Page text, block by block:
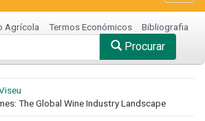
Agrícola Termos Económicos Bibliografia
Procurar
The Global Wine Industry Landscape